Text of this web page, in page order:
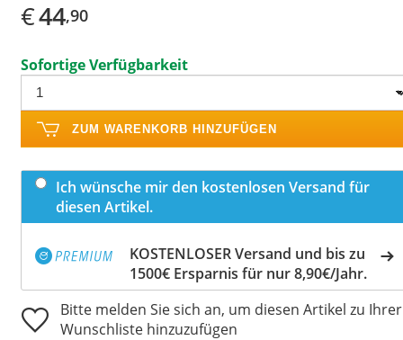
€44,90
Sofortige Verfügbarkeit
ZUM WARENKORB HINZUFÜGEN
Ich wünsche mir den kostenlosen Versand für
diesen Artikel.
KOSTENLOSER Versand und bis zu
1500€ Ersparnis für nur 8,90€/Jahr.
Bitte melden Sie sich an, um diesen Artikel zu Ihrer
Wunschliste hinzuzufügen